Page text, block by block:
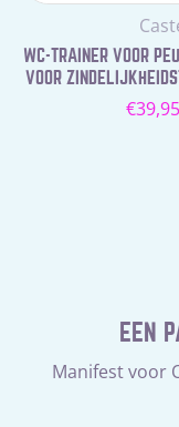
WC-TRAINER VOOR
VOOR
€39,95
EEN
Manifest voor